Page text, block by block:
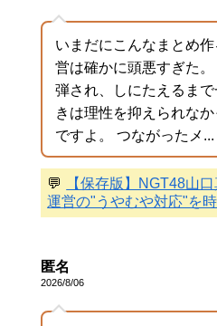
いまだにこんなまとめ
営は確かに頭悪すぎた
弾され、しにたえるま
きは理性を抑えられな
ですよ。 つながったメ...
💬
【保存版】NGT48山
運営の"うやむや対応"を
匿名
2026/8/06